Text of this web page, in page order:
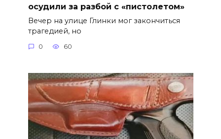
осудили за разбой с «пистолетом»
Вечер на улице Глинки мог закончиться
трагедией, но
0 60